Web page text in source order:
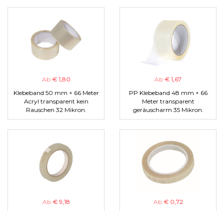
Ab € 1,80
Klebeband 50 mm × 66 Meter
Acryl transparent kein
Rauschen 32 Mikron.
Ab € 1,67
PP Klebeband 48 mm × 66
Meter transparent
geräuscharm 35 Mikron.
Ab € 9,18
Ab € 0,72